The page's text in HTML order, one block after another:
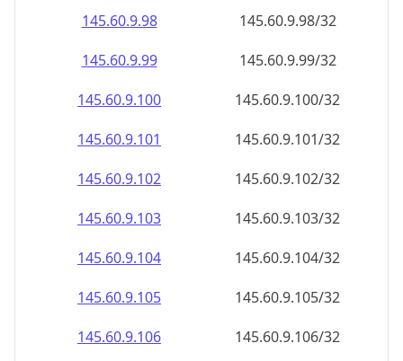
145.60.9.98
145.60.9.98/32
145.60.9.99
145.60.9.99/32
145.60.9.100
145.60.9.100/32
145.60.9.101
145.60.9.101/32
145.60.9.102
145.60.9.102/32
145.60.9.103
145.60.9.103/32
145.60.9.104
145.60.9.104/32
145.60.9.105
145.60.9.105/32
145.60.9.106
145.60.9.106/32